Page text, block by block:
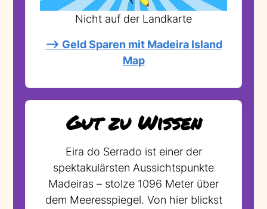
Nicht auf der Landkarte
--> Geld Sparen mit Madeira Island
Map
Gut zu Wissen
Eira do Serrado ist einer der
spektakulärsten Aussichtspunkte
Madeiras – stolze 1096 Meter über
dem Meeresspiegel. Von hier blickst